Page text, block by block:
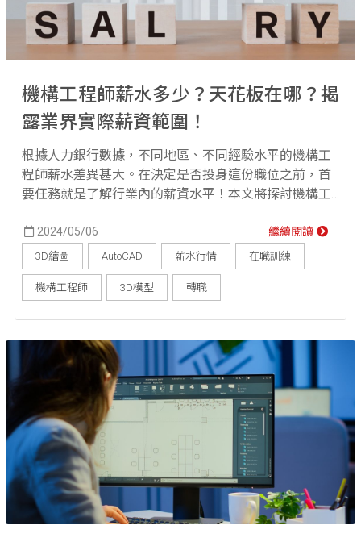
機構工程師薪水多少？天花板在哪？揭
露業界實際薪資範圍！
根據人力銀行數據，不同地區、不同經驗水平的機構工
程師薪水差異甚大。在決定是否投身這份職位之前，首
要任務就是了解行業內的薪資水平！本文將探討機構工
為正在考慮這轉職機構工程師的你，提供一份實用的指
南！ 機構工程師在做什麼？實際工作內容介紹 機構工程
師在電子產業扮演著非常重要的角色，主要負責設計和
開發電子產品的外殼、內部結構以及其他所有的機械構
2024/05/06 繼續閱讀
3D繪圖 AutoCAD 薪水行情 在職訓練
機構工程師 3D模型 轉職